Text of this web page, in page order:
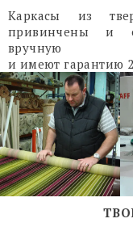
Каркасы из
привинчены и
вручную
и имеют гарантию